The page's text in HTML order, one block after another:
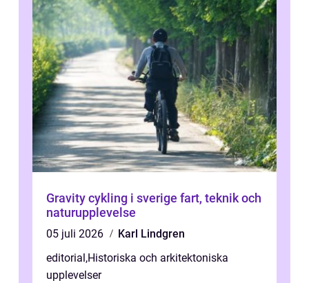
Gravity cykling i sverige fart, teknik och
naturupplevelse
05 juli 2026
Karl Lindgren
editorial ,Historiska och arkitektoniska
upplevelser